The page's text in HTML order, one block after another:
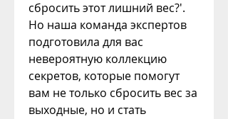
сбросить этот лишний вес?'.
Но наша команда экспертов
подготовила для вас
невероятную коллекцию
секретов, которые помогут
вам не только сбросить вес за
выходные, но и стать